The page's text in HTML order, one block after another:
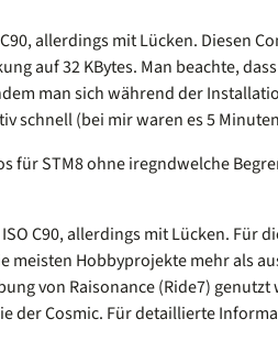
allerdings mit Lücken. Diesen
auf 32 KBytes. Man beachte,
man sich während der
schnell (bei mir waren es 5
für STM8 ohne iregndwelche
C90, allerdings mit Lücken. Für
meisten Hobbyprojekte mehr als
von Raisonance (Ride7)
der Cosmic. Für detaillierte